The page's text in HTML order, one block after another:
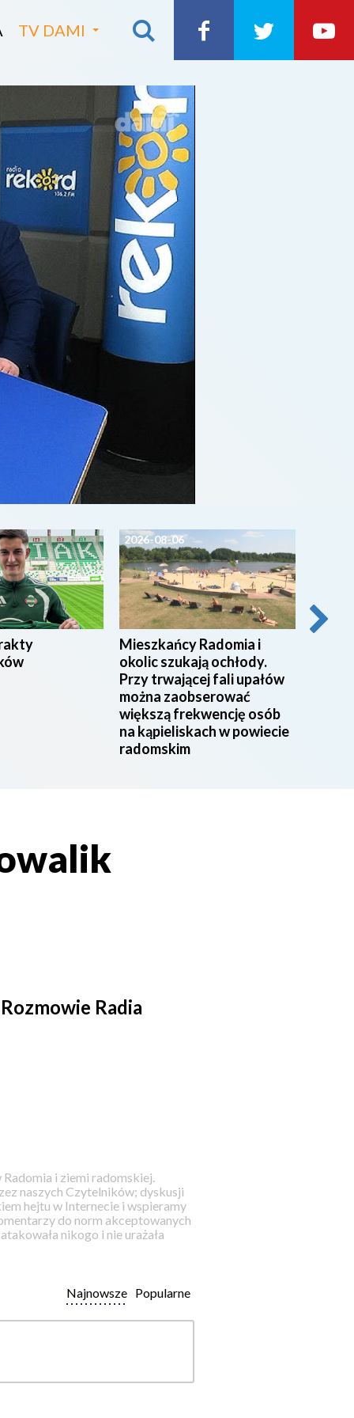
TV DAMI
2026-08-06
Mieszkańcy Radomia i
okolic szukają ochłody.
Przy trwającej fali upałów
można zaobserować
większą frekwencję osób
na kąpieliskach w powiecie
radomskim
Radia
i ziemi radomskiej.
naszych Czytelników; dyskusji
hejtu w Internecie i wspieramy
do norm akceptowanych
nikogo i nie urażała
Popularne
Najnowsze